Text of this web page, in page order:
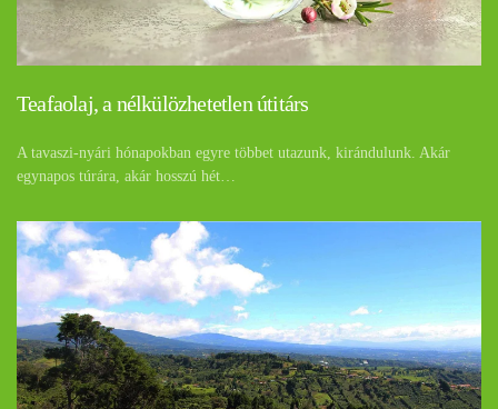
Teafaolaj, a nélkülözhetetlen útitárs
A tavaszi-nyári hónapokban egyre többet utazunk, kirándulunk. Akár
egynapos túrára, akár hosszú hét…